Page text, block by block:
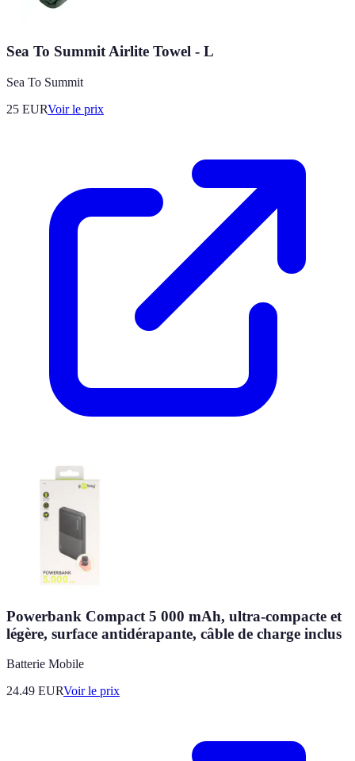
Sea To Summit Airlite Towel - L
Sea To Summit
25 EURVoir le prix
Powerbank Compact 5 000 mAh, ultra-compacte et
légère, surface antidérapante, câble de charge inclus
Batterie Mobile
24.49 EURVoir le prix